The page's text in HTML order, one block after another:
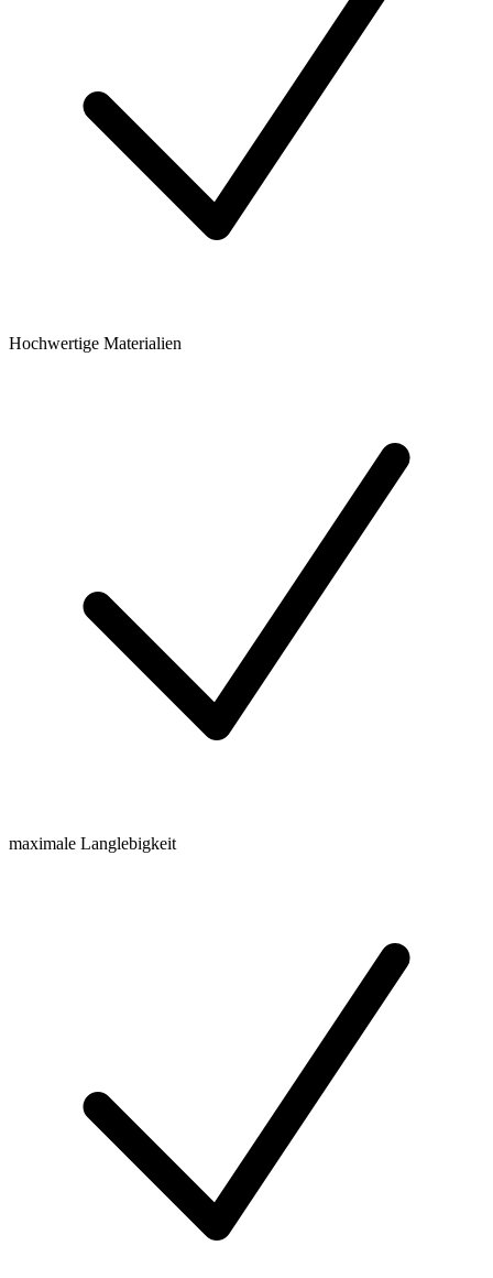
Hochwertige Materialien
maximale Langlebigkeit